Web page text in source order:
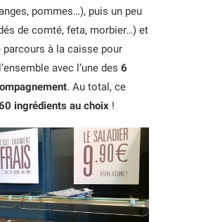
pommes…), puis un peu
de comté, feta, morbier…) et
à la caisse pour
avec l’une des 6
. Au total, ce
ingrédients au choix !